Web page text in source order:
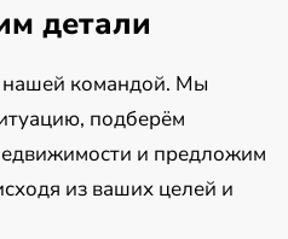
детали
нашей командой. Мы
подберём
и предложим
из ваших целей и